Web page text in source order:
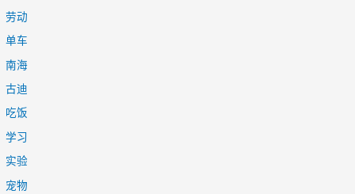
劳动
单车
南海
古迪
吃饭
学习
实验
宠物